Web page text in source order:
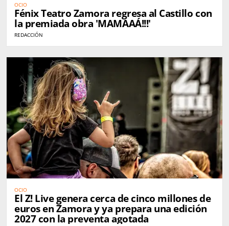
OCIO
Fénix Teatro Zamora regresa al Castillo con
la premiada obra 'MAMAAÁ!!!'
REDACCIÓN
OCIO
El Z! Live genera cerca de cinco millones de
euros en Zamora y ya prepara una edición
2027 con la preventa agotada